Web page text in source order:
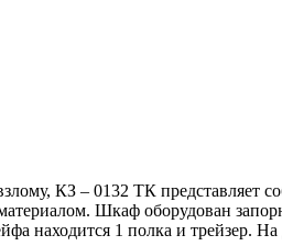
КЗ – 0132 ТК представляет
Шкаф оборудован
находится 1 полка и трейзер.